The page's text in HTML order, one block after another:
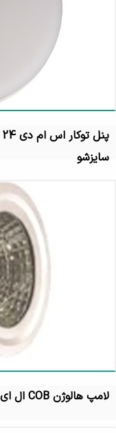
سایزشو
لامپ هالوژن COB ال ای دی 7 وات قابل استفاده با دیمر